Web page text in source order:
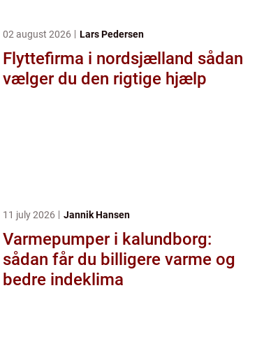
02 august 2026 Lars Pedersen
Flyttefirma i nordsjælland sådan
vælger du den rigtige hjælp
11 july 2026 Jannik Hansen
Varmepumper i kalundborg:
sådan får du billigere varme og
bedre indeklima